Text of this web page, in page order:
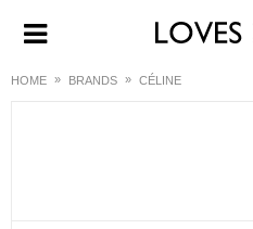
HOME BRANDS CÉLINE